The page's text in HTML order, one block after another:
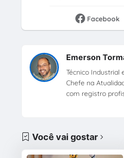
Facebook
Emerson
Técnico Industrial
Chefe na
com registro
Você vai gostar